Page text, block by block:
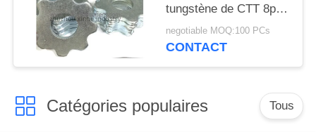
PROTECTION
LA
VIE
PRIVÉE
tungstène de CTT 8pt
pour la préparation de
la surface concrète de
negotiable MOQ:100 PCs
CONTACT
Catégories populaires Tous